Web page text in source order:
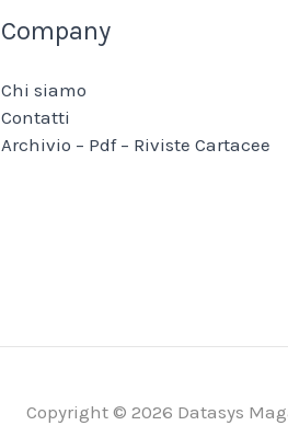
Company
Chi siamo
Contatti
Archivio – Pdf – Riviste Cartacee
Copyright © 2026 Datasys